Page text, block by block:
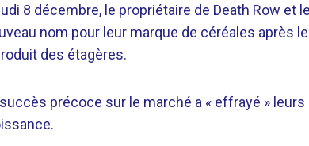
8 décembre, le propriétaire de Death Row et
nom pour leur marque de céréales après
des étagères.
précoce sur le marché a « effrayé » leurs